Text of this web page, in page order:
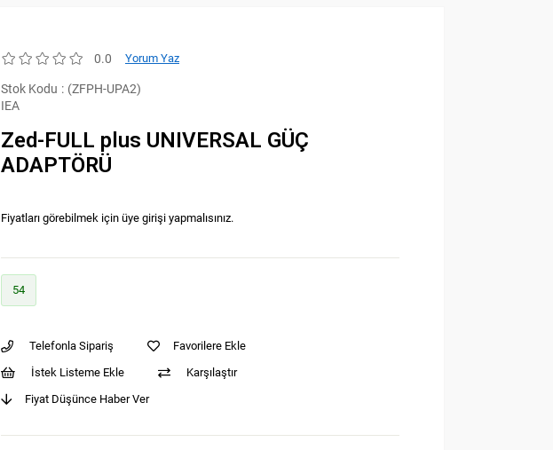
0.0 Yorum Yaz
Stok Kodu
(ZFPH-UPA2)
IEA
Zed-FULL plus UNIVERSAL GÜÇ
ADAPTÖRÜ
Fiyatları görebilmek için üye girişi yapmalısınız.
54
Telefonla Sipariş
Favorilere Ekle
İstek Listeme Ekle
Karşılaştır
Fiyat Düşünce Haber Ver